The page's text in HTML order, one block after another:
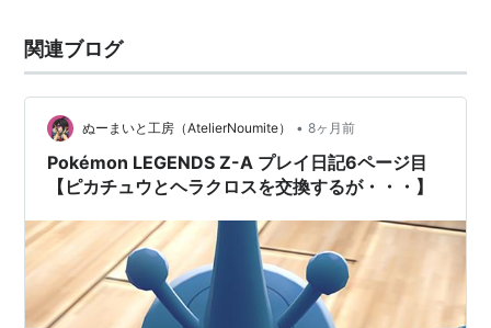
関連ブログ
ぬーまいと工房（AtelierNoumite） • 8ヶ月前
Pokémon LEGENDS Z-A プレイ日記6ページ目
【ピカチュウとヘラクロスを交換するが・・・】